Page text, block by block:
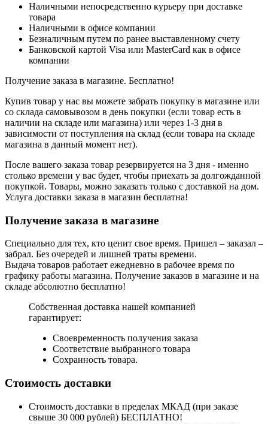
Наличными непосредственно курьеру при доставке
товара
Наличными в офисе компании
Безналичным путем по ранее выставленному счету
Банковской картой Visa или MasterCard как в офисе
компании
Получение заказа в магазине. Бесплатно!
Купив товар у нас вы можете забрать покупку в магазине или
со склада самовывозом в день покупки (если товар есть в
наличии на складе или магазина) или через 1-3 дня в
зависимости от поступления на склад (если товара на складе
магазина в данный момент нет).
После вашего заказа товар резервируется на 3 дня - именно
столько времени у вас будет, чтобы приехать за долгожданной
покупкой. Товары, можно заказать только с доставкой на дом.
Услуга доставки заказа в магазин бесплатна!
Получение заказа в магазине
Специально для тех, кто ценит свое время. Пришел – заказал –
забрал. Без очередей и лишней траты времени.
Выдача товаров работает ежедневно в рабочее время по
графику работы магазина. Получение заказов в магазине и на
складе абсолютно бесплатно!
Собственная доставка нашей компанией
гарантирует:
Своевременность получения заказа
Соответствие выбранного товара
Сохранность товара.
Стоимость доставки
Стоимость доставки в пределах МКАД (при заказе
свыше 30 000 рублей) БЕСПЛАТНО!